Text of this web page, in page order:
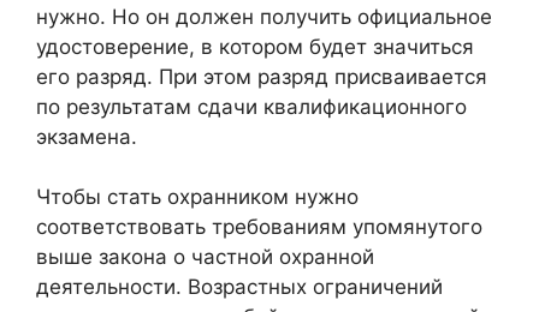
нужно. Но он должен получить официальное
удостоверение, в котором будет значиться
его разряд. При этом разряд присваивается
по результатам сдачи квалификационного
экзамена.
Чтобы стать охранником нужно
соответствовать требованиям упомянутого
выше закона о частной охранной
деятельности. Возрастных ограничений